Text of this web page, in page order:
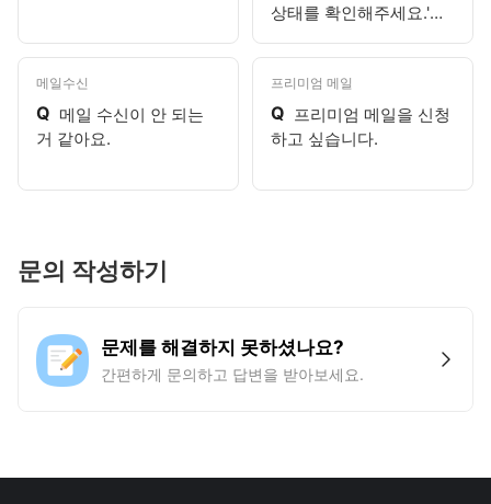
상태를 확인해주세요.'라
메일수신
Q 메일 수신이 안 되는
거 같아요.
프리미엄 메일
Q 프리미엄 메일을 신청
하고 싶습니다.
문의 작성하기
문제를 해결하지 못하셨나요?
간편하게 문의하고 답변을 받아보세요.